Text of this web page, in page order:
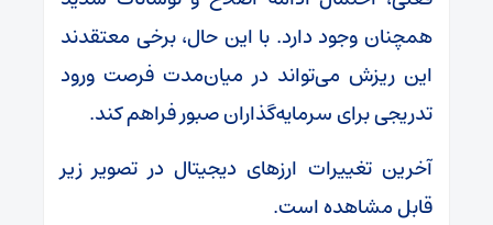
همچنان وجود دارد. با این حال، برخی معتقدند
این ریزش می‌تواند در میان‌مدت فرصت ورود
تدریجی برای سرمایه‌گذاران صبور فراهم کند.
آخرین تغییرات ارز‌های دیجیتال در تصویر زیر
قابل مشاهده است.